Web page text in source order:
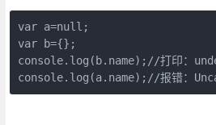
var a=null;
var b={};
console.log(b.name);//打印：
console.log(a.name);//报错：